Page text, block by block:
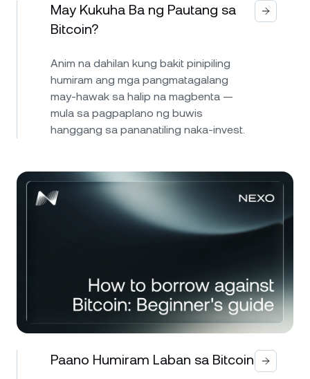
May Kukuha Ba ng Pautang sa
Bitcoin?
Anim na dahilan kung bakit pinipiling
humiram ang mga pangmatagalang
may-hawak sa halip na magbenta —
mula sa pagpaplano ng buwis
hanggang sa pananatiling naka-invest.
Paano Humiram Laban sa Bitcoin